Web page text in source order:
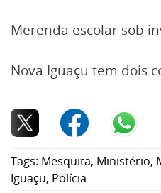
Merenda escolar sob
Nova Iguaçu tem dois
Tags: Mesquita, Ministério,
Iguaçu, Polícia